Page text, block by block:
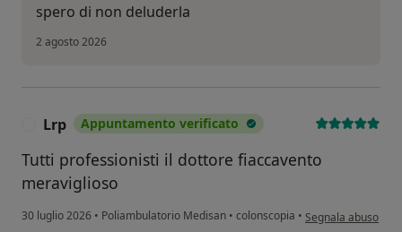
spero di non deluderla
2 agosto 2026
Lrp Appuntamento verificato
Tutti professionisti il dottore fiaccavento
meraviglioso
30 luglio 2026 • Poliambulatorio Medisan • colonscopia • secondo
Segnala abuso